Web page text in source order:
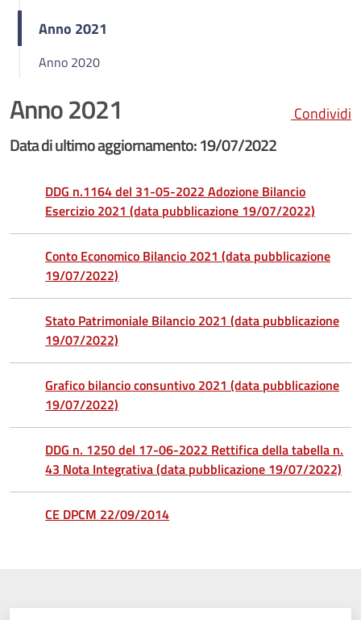
Anno 2021
Anno 2020
Anno 2021 Condividi
Data di ultimo aggiornamento: 19/07/2022
DDG n.1164 del 31-05-2022 Adozione Bilancio
Esercizio 2021 (data pubblicazione 19/07/2022)
Conto Economico Bilancio 2021 (data pubblicazione
19/07/2022)
Stato Patrimoniale Bilancio 2021 (data pubblicazione
19/07/2022)
Grafico bilancio consuntivo 2021 (data pubblicazione
19/07/2022)
DDG n. 1250 del 17-06-2022 Rettifica della tabella n.
43 Nota Integrativa (data pubblicazione 19/07/2022)
CE DPCM 22/09/2014